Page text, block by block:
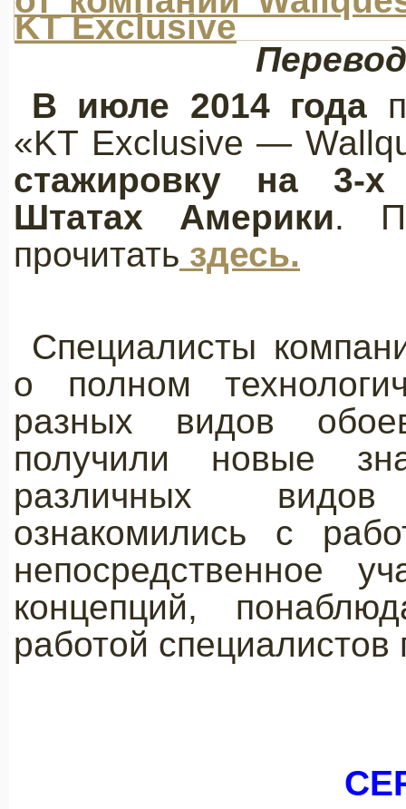
В июле 2014 года
«KT Exclusive —
стажировку на 3-
Штатах Америки.
прочитать здесь.
Специалисты
о полном
разных видов
получили новые
различных
ознакомились с
непосредственное
концепций,
работой специалистов